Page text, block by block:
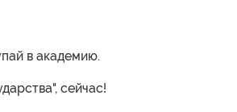
в академию.
сейчас!